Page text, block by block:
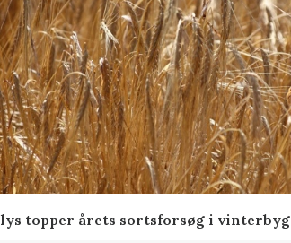
topper årets sortsforsøg i vinterbyg